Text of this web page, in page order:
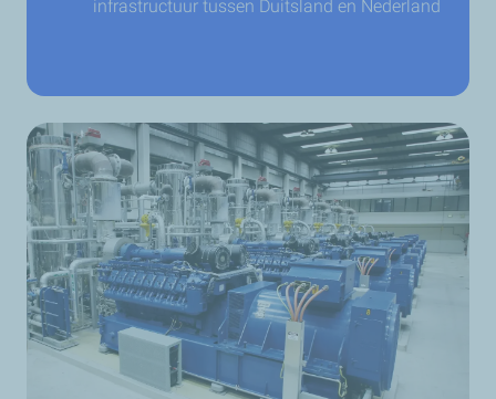
infrastructuur tussen Duitsland en Nederland